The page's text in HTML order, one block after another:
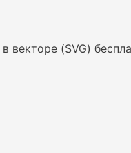
в векторе (SVG)